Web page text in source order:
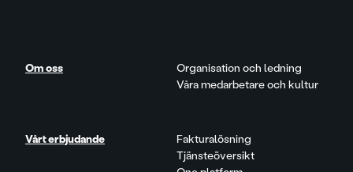
Om oss
Organisation och ledning
Våra medarbetare och kultur
Vårt erbjudande
Fakturalösning
Tjänsteöversikt